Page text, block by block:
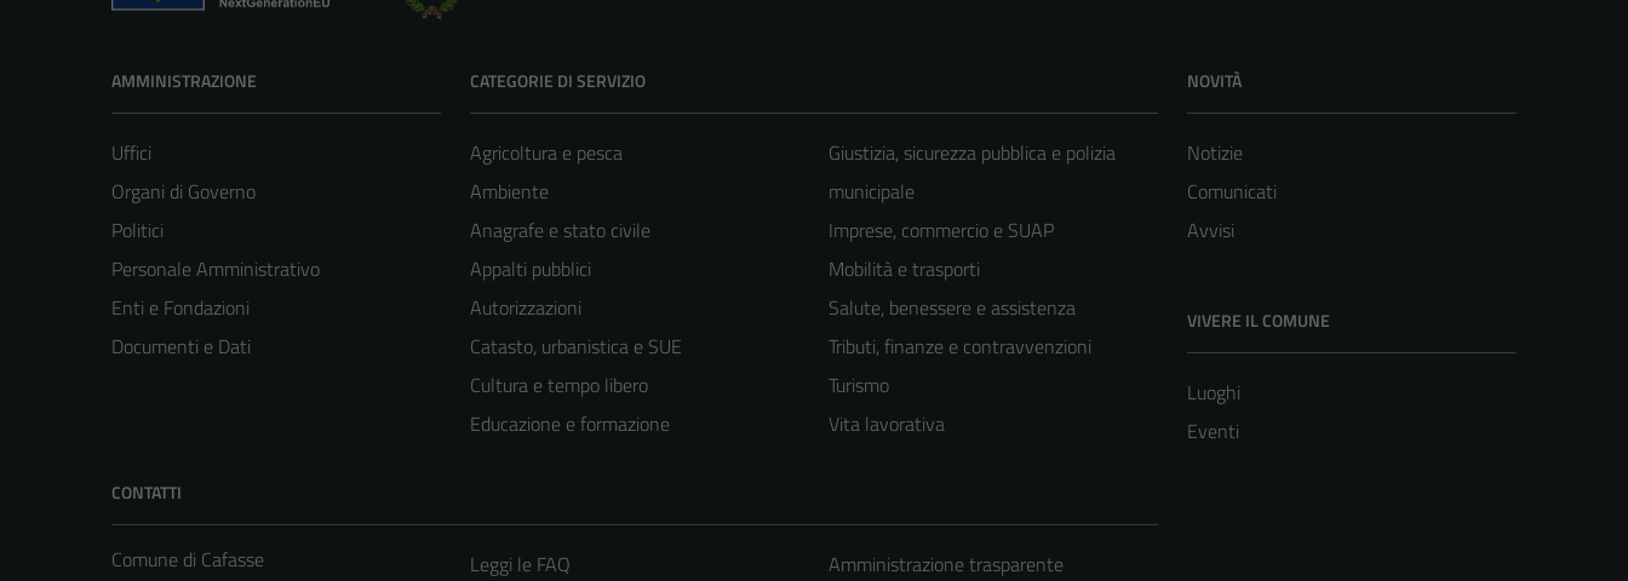
AMMINISTRAZIONE
Uffici
Organi di Governo
Politici
Personale Amministrativo
Enti e Fondazioni
Documenti e Dati
CATEGORIE DI SERVIZIO
Agricoltura e pesca
Ambiente
Anagrafe e stato civile
Appalti pubblici
Autorizzazioni
Catasto, urbanistica e SUE
Cultura e tempo libero
Educazione e formazione
Giustizia, sicurezza pubblica e polizia
municipale
Imprese, commercio e SUAP
Mobilità e trasporti
Salute, benessere e assistenza
Tributi, finanze e contravvenzioni
Turismo
Vita lavorativa
NOVITÀ
Notizie
Comunicati
Avvisi
VIVERE IL COMUNE
Luoghi
Eventi
CONTATTI
Comune di Cafasse
Leggi le FAQ
Amministrazione trasparente